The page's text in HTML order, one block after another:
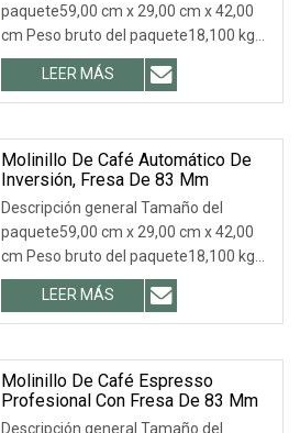
paquete59,00 cm x 29,00 cm x 42,00
cm Peso bruto del paquete18,100 kg
.lc-a-img { posició
LEER MÁS
Molinillo De Café Automático De
Inversión, Fresa De 83 Mm
Descripción general Tamaño del
paquete59,00 cm x 29,00 cm x 42,00
cm Peso bruto del paquete18,100 kg
.lc-a-img { posició
LEER MÁS
Molinillo De Café Espresso
Profesional Con Fresa De 83 Mm
Descripción general Tamaño del